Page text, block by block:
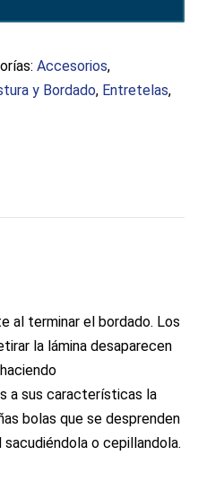
Accesorios,
y Bordado, Entretelas,
al terminar el bordado. Los
la lámina desaparecen
a sus características la
bolas que se desprenden
o cepillandola.